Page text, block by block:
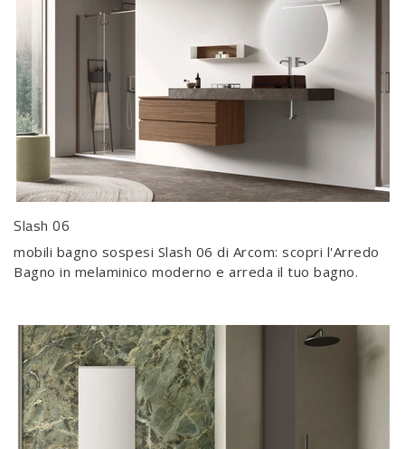
Slash 06
mobili bagno sospesi Slash 06 di Arcom: scopri l'Arredo
Bagno in melaminico moderno e arreda il tuo bagno.